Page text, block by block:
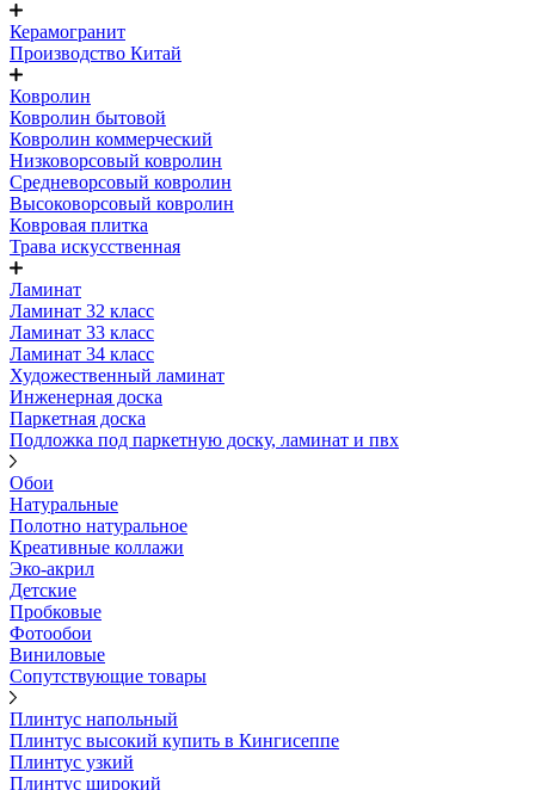
Керамогранит
Производство Китай
Ковролин
Ковролин бытовой
Ковролин коммерческий
Низковорсовый ковролин
Средневорсовый ковролин
Высоковорсовый ковролин
Ковровая плитка
Трава искусственная
Ламинат
Ламинат 32 класс
Ламинат 33 класс
Ламинат 34 класс
Художественный ламинат
Инженерная доска
Паркетная доска
Подложка под паркетную доску, ламинат и пвх
Обои
Натуральные
Полотно натуральное
Креативные коллажи
Эко-акрил
Детские
Пробковые
Фотообои
Виниловые
Сопутствующие товары
Плинтус напольный
Плинтус высокий купить в Кингисеппе
Плинтус узкий
Плинтус широкий